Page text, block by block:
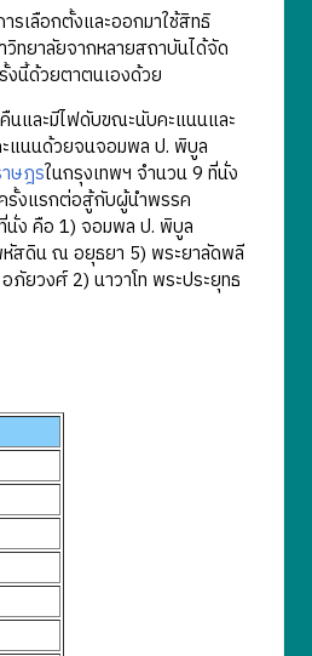
รเลือกตั้งและออกมาใช้สิทธิ
ทยาลัยจากหลายสถาบันได้จัด
งนี้ด้วยตาตนเองด้วย
นและมีไฟดับขณะนับคะแนนและ
แนนด้วยจนจอมพล ป. พิบูล
ษฎรในกรุงเทพฯ จำนวน 9 ที่นั่ง
รั้งแรกต่อสู้กับผู้นำพรรค
นั่ง คือ 1) จอมพล ป. พิบูล
สดิน ณ อยุธยา 5) พระยาลัดพลี
ยวงศ์ 2) นาวาโท พระประยุทธ